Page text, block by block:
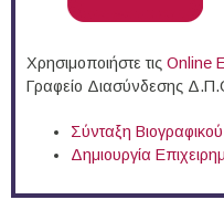
Χρησιμοποιήστε τις Online
Γραφείο Διασύνδεσης
Σύνταξη
Δημιουργία